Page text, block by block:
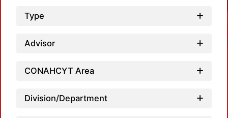
Type
Advisor
CONAHCYT Area
Division/Department